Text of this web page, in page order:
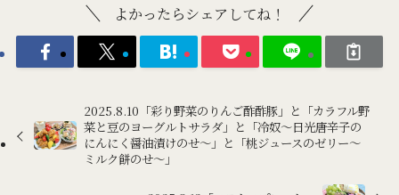
よかったらシェアしてね！
2025.8.10「彩り野菜のりんご酢酢豚」と「カラフル野
菜と豆のヨーグルトサラダ」と「冷奴～日光唐辛子の
にんにく醤油漬けのせ～」と「桃ジュースのゼリー～
ミルク餅のせ～」